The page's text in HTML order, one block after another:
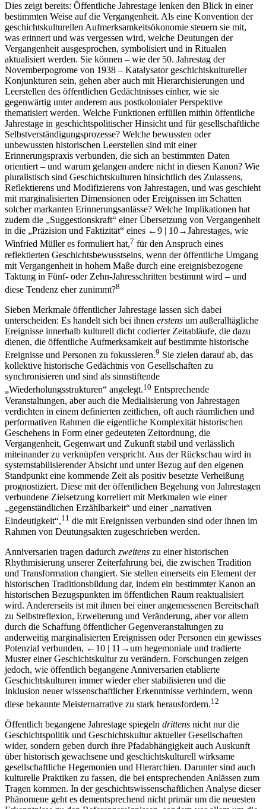
Dies zeigt bereits: Öffentliche Jahrestage lenken den Blick in einer
bestimmten Weise auf die Vergangenheit. Als eine Konvention der
geschichtskulturellen Aufmerksamkeitsökonomie steuern sie mit,
was erinnert und was vergessen wird, welche Deutungen der
Vergangenheit ausgesprochen, symbolisiert und in Ritualen
aktualisiert werden. Sie können – wie der 50. Jahrestag der
Novemberpogrome von 1938 – Katalysator geschichtskultureller
Konjunkturen sein, gehen aber auch mit Hierarchisierungen und
Leerstellen des öffentlichen Gedächtnisses einher, wie sie
gegenwärtig unter anderem aus postkolonialer Perspektive
thematisiert werden. Welche Funktionen erfüllen mithin öffentliche
Jahrestage in geschichtspolitischer Hinsicht und für gesellschaftliche
Selbstverständigungsprozesse? Welche bewussten oder
unbewussten historischen Leerstellen sind mit einer
Erinnerungspraxis verbunden, die sich an bestimmten Daten
orientiert – und warum gelangen andere nicht in diesen Kanon? Wie
pluralistisch sind Geschichtskulturen hinsichtlich des Zulassens,
Reflektierens und Modifizierens von Jahrestagen, und was geschieht
mit marginalisierten Dimensionen oder Ereignissen im Schatten
solcher markanten Erinnerungsanlässe? Welche Implikationen hat
zudem die „Suggestionskraft“ einer Übersetzung von Vergangenheit
in die „Präzision und Faktizität“ eines ←9 | 10→Jahrestages, wie
Winfried Müller es formuliert hat,7 für den Anspruch eines
reflektierten Geschichtsbewusstseins, wenn der öffentliche Umgang
mit Vergangenheit in hohem Maße durch eine ereignisbezogene
Taktung in Fünf- oder Zehn-Jahresschritten bestimmt wird – und
diese Tendenz eher zunimmt?8
Sieben Merkmale öffentlicher Jahrestage lassen sich dabei
unterscheiden: Es handelt sich bei ihnen erstens um außeralltägliche
Ereignisse innerhalb kulturell dicht codierter Zeitabläufe, die dazu
dienen, die öffentliche Aufmerksamkeit auf bestimmte historische
Ereignisse und Personen zu fokussieren.9 Sie zielen darauf ab, das
kollektive historische Gedächtnis von Gesellschaften zu
synchronisieren und sind als sinnstiftende
„Wiederholungsstrukturen“ angelegt.10 Entsprechende
Veranstaltungen, aber auch die Medialisierung von Jahrestagen
verdichten in einem definierten zeitlichen, oft auch räumlichen und
performativen Rahmen die eigentliche Komplexität historischen
Geschehens in Form einer gedeuteten Zeitordnung, die
Vergangenheit, Gegenwart und Zukunft stabil und verlässlich
miteinander zu verknüpfen verspricht. Aus der Rückschau wird in
systemstabilisierender Absicht und unter Bezug auf den eigenen
Standpunkt eine kommende Zeit als positiv besetzte Verheißung
prognostiziert. Diese mit der öffentlichen Begehung von Jahrestagen
verbundene Zielsetzung korreliert mit Merkmalen wie einer
„gegenständlichen Erzählbarkeit“ und einer „narrativen
Eindeutigkeit“,11 die mit Ereignissen verbunden sind oder ihnen im
Rahmen von Deutungsakten zugeschrieben werden.
Anniversarien tragen dadurch zweitens zu einer historischen
Rhythmisierung unserer Zeiterfahrung bei, die zwischen Tradition
und Transformation changiert. Sie stellen einerseits ein Element der
historischen Traditionsbildung dar, indem ein bestimmter Kanon an
historischen Bezugspunkten im öffentlichen Raum reaktualisiert
wird. Andererseits ist mit ihnen bei einer angemessenen Bereitschaft
zu Selbstreflexion, Erweiterung und Veränderung, aber vor allem
durch die Schaffung öffentlicher Gegenveranstaltungen zu
anderweitig marginalisierten Ereignissen oder Personen ein gewisses
Potenzial verbunden, ←10 | 11→um hegemoniale und tradierte
Muster einer Geschichtskultur zu verändern. Forschungen zeigen
jedoch, wie öffentlich begangene Anniversarien etablierte
Geschichtskulturen immer wieder eher stabilisieren und die
Inklusion neuer wissenschaftlicher Erkenntnisse verhindern, wenn
diese bekannte Meisternarrative zu stark herausfordern.12
Öffentlich begangene Jahrestage spiegeln drittens nicht nur die
Geschichtspolitik und Geschichtskultur aktueller Gesellschaften
wider, sondern geben durch ihre Pfadabhängigkeit auch Auskunft
über historisch gewachsene und geschichtskulturell wirksame
gesellschaftliche Hegemonien und Hierarchien. Darunter sind auch
kulturelle Praktiken zu fassen, die bei entsprechenden Anlässen zum
Tragen kommen. In der geschichtswissenschaftlichen Analyse dieser
Phänomene geht es dementsprechend nicht primär um die neuesten